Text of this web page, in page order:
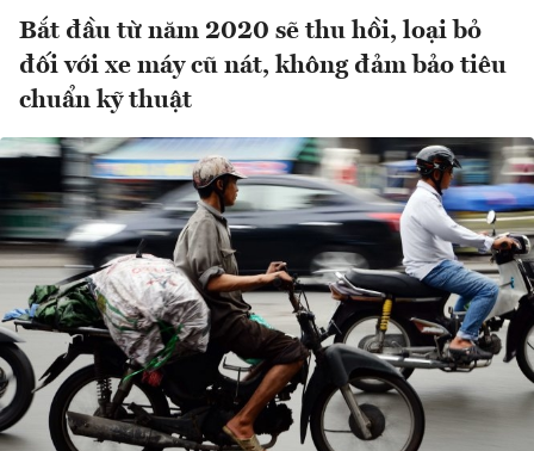
Bắt đầu từ năm 2020 sẽ thu hồi, loại bỏ
đối với xe máy cũ nát, không đảm bảo tiêu
chuẩn kỹ thuật